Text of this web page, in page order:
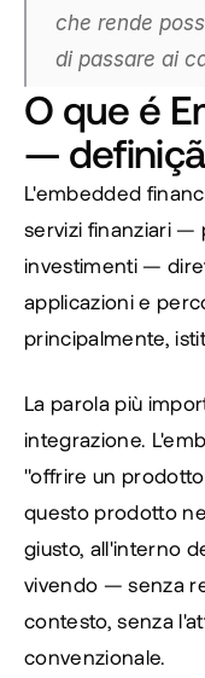
che rende
di passare ai
O que é
—
L'embedded
servizi finanziari —
investimenti —
applicazioni e
principalmente,
integrazione.
"offrire un
questo prodotto
giusto, all'interno
vivendo — senza
contesto, senza
convenzionale.